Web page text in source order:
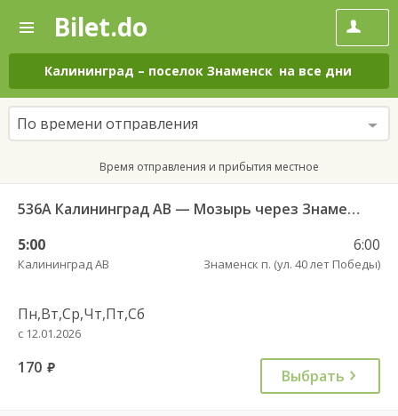
—
Поиск
и
покупка
билетов
на
автобус
онлайн
Bilet.do
Калининград – поселок Знаменск на все дни
По времени отправления
Время отправления и прибытия местное
536А Калининград АВ — Мозырь через Знаменск
5:00
Калининград АВ
6:00
Знаменск п. (ул. 40 лет Победы)
Пн,Вт,Ср,Чт,Пт,Сб
с 12.01.2026
170 руб. Выбрать